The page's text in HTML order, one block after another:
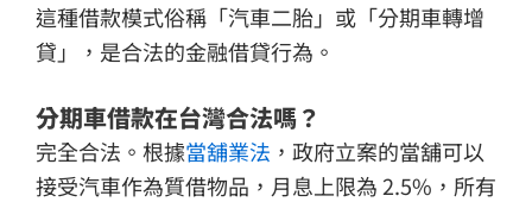
這種借款模式俗稱「汽車二胎」或「分期車轉增
貸」，是合法的金融借貸行為。
分期車借款在台灣合法嗎？
完全合法。根據當舖業法 ，政府立案的當舖可以
接受汽車作為質借物品，月息上限為 2.5%，所有